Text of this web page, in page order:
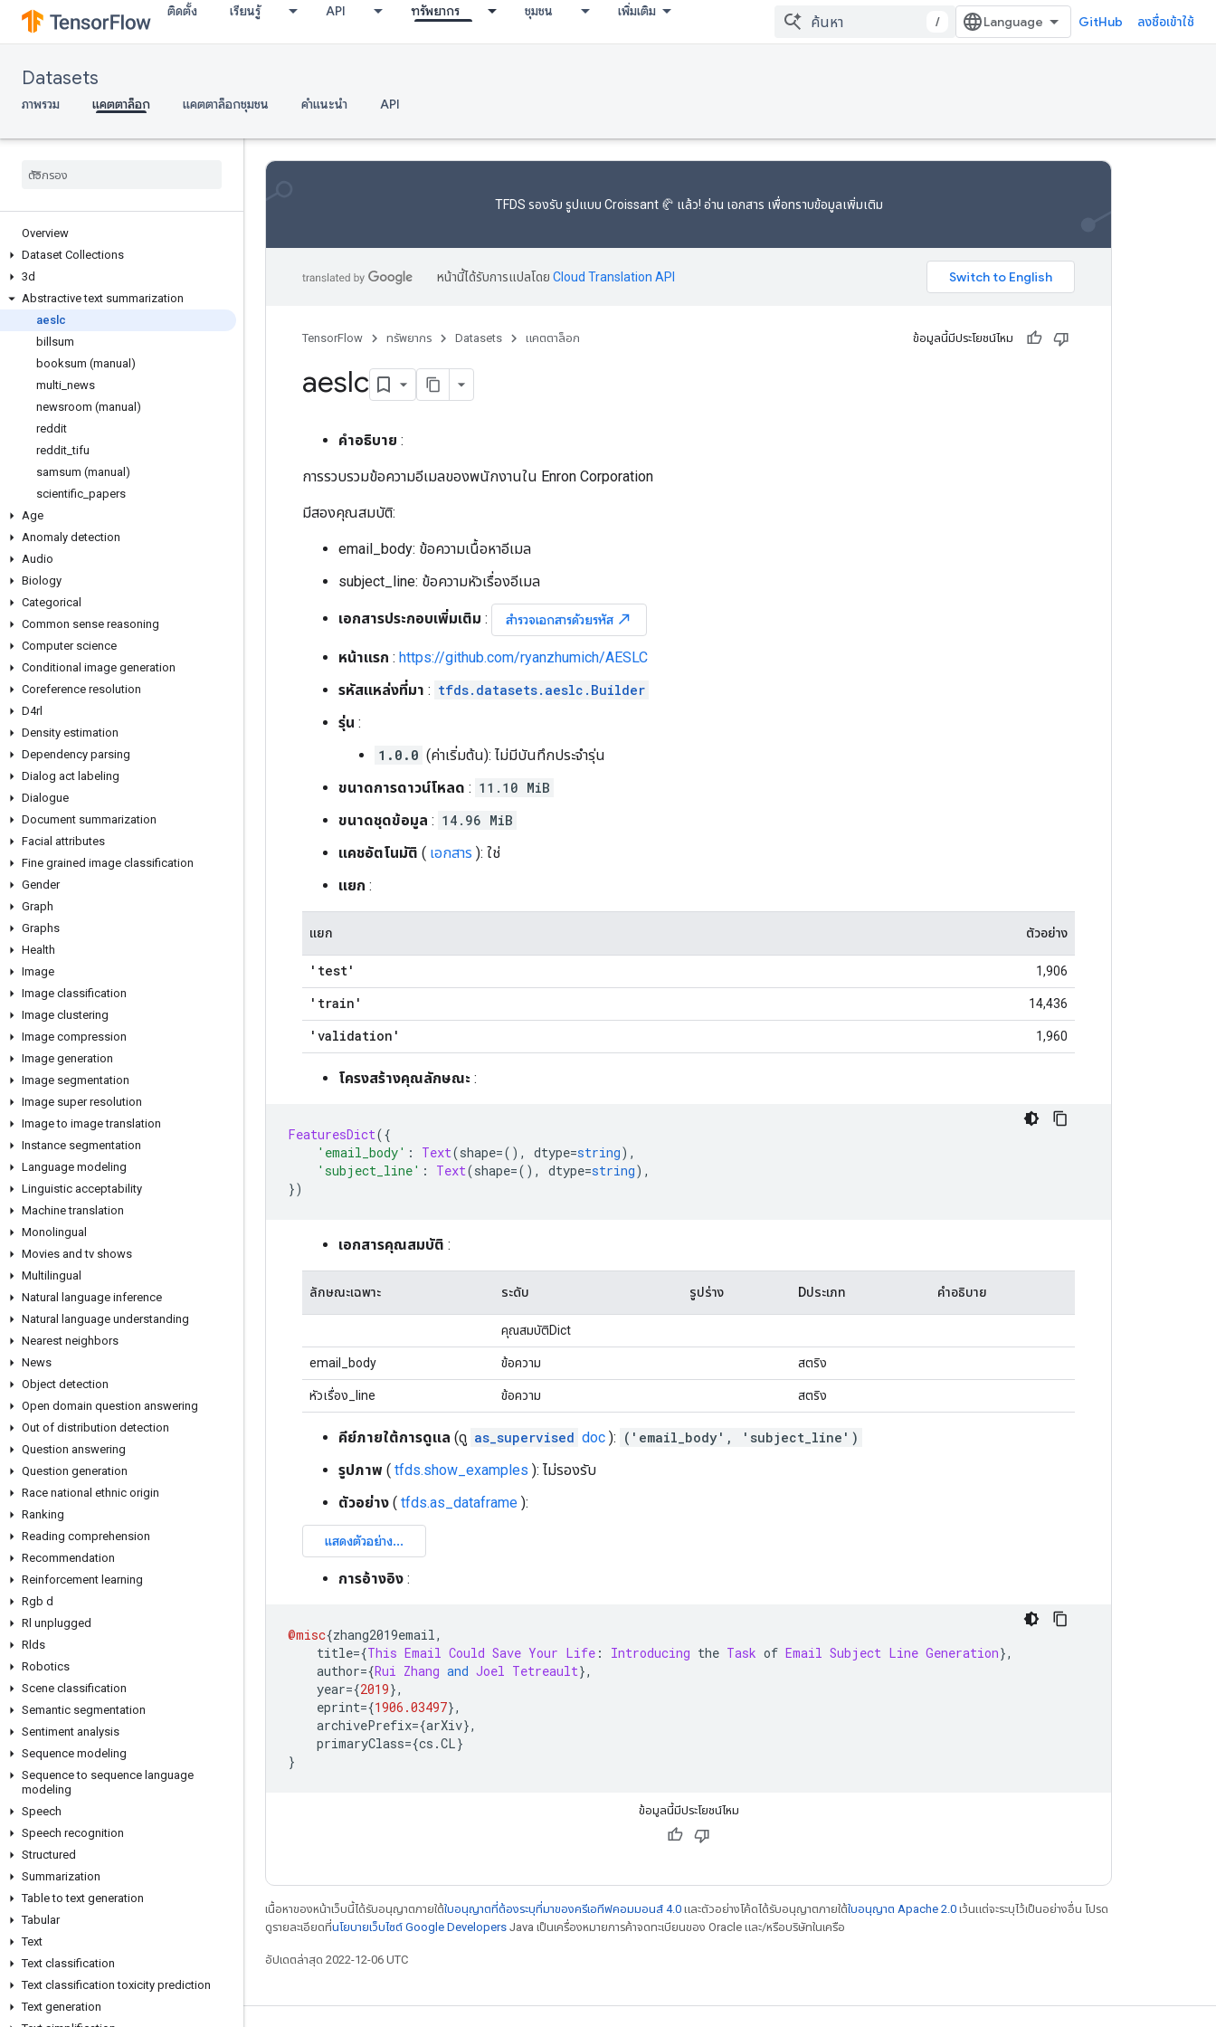
ติดตั้ง เรียนรู้ API ทรัพยากร ชุมชน เพิ่มเติม
/ GitHub ลงชื่อเข้าใช้
Datasets
ภาพรวม แคตตาล็อก แคตตาล็อกชุมชน คำแนะนำ API
Overview
Dataset Collections
3d
Abstractive text summarization
aeslc
billsum
booksum (manual)
multi news
newsroom (manual)
reddit
reddit _tifu
samsum (manual)
scientific papers
Age
Anomaly detection
Audio
Biology
Categorical
Common sense reasoning
Computer science
Conditional image generation
Coreference resolution
D4rl
Density estimation
Dependency parsing
Dialog act labeling
Dialogue
Document summarization
Facial attributes
Fine grained image classification
Gender
Graph
Graphs
Health
Image
Image classification
Image clustering
Image compression
Image generation
Image segmentation
Image super resolution
Image to image translation
Instance segmentation
Language modeling
Linguistic acceptability
Machine translation
Monolingual
Movies and tv shows
Multilingual
Natural language inference
Natural language understanding
Nearest neighbors
News
Object detection
Open domain question answering
Out of distribution detection
Question answering
Question generation
Race national ethnic origin
Ranking
Reading comprehension
Recommendation
Reinforcement learning
Rgb d
Rl unplugged
Rlds
Robotics
Scene classification
Semantic segmentation
Sentiment analysis
Sequence modeling
Sequence to sequence language
modeling
Speech
Speech recognition
Structured
Summarization
Table to text generation
Tabular
Text
Text classification
Text classification toxicity prediction
Text generation
TFDS รองรับ รูปแบบ Croissant 🥐 แล้ว! อ่าน เอกสาร เพื่อทราบข้อมูลเพิ่มเติม
หน้านี้ได้รับการแปลโดย Cloud Translation API
TensorFlow ทรัพยากร Datasets แคตตาล็อก ข้อมูลนี้มีประโยชน์ไหม
aeslc
คำอธิบาย :
การรวบรวมข้อความอีเมลของพนักงานใน Enron Corporation
มีสองคุณสมบัติ:
email_body: ข้อความเนื้อหาอีเมล
subject_line: ข้อความหัวเรื่องอีเมล
เอกสารประกอบเพิ่มเติม : สำรวจเอกสารด้วยรหัส north_east
หน้าแรก : https://github.com/ryanzhumich/AESLC
รหัสแหล่งที่มา : tfds.datasets.aeslc.Builder
รุ่น :
1.0.0 (ค่าเริ่มต้น): ไม่มีบันทึกประจำรุ่น
ขนาดการดาวน์โหลด : 11.10 MiB
ขนาดชุดข้อมูล : 14.96 MiB
แคชอัตโนมัติ ( เอกสาร ): ใช่
แยก :
แยก ตัวอย่าง
'test' 1,906
'train' 14,436
'validation' 1,960
โครงสร้างคุณลักษณะ :
FeaturesDict({
'email_body' : Text(shape=(), dtype=string),
'subject_line' : Text(shape=(), dtype=string),
})
เอกสารคุณสมบัติ :
ลักษณะเฉพาะ ระดับ รูปร่าง Dประเภท คำอธิบาย
คุณสมบัติDict
email_body ข้อความ สตริง
หัวเรื่อง_line ข้อความ สตริง
คีย์ภายใต้การดูแล (ดู as_supervised doc ): ('email_body', 'subject_line')
รูปภาพ ( tfds.show_examples ): ไม่รองรับ
ตัวอย่าง ( tfds.as_dataframe ):
การอ้างอิง :
@misc{zhang2019email,
title={This Email Could Save Your Life : Introducing the Task of Email Subject Line Generation},
author={Rui Zhang and Joel Tetreault},
year={2019},
eprint={1906.03497},
archivePrefix={arXiv},
primaryClass={cs .CL}
}
ข้อมูลนี้มีประโยชน์ไหม
เนื้อหาของหน้าเว็บนี้ได้รับอนุญาตภายใต้ใบอนุญาตที่ต้องระบุที่มาของครีเอทีฟคอมมอนส์ 4.0 และตัวอย่างโค้ดได้รับอนุญาตภายใต้ใบอนุญาต Apache 2.0 เว้นแต่จะระบุไว้เป็นอย่างอื่น โปรด
ดูรายละเอียดที่นโยบายเว็บไซต์ Google Developers Java เป็นเครื่องหมายการค้าจดทะเบียนของ Oracle และ/หรือบริษัทในเครือ
อัปเดตล่าสุด 2022-12-06 UTC